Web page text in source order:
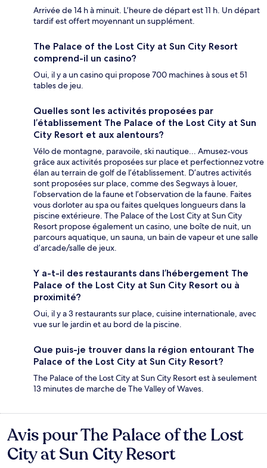
Arrivée de 14 h à minuit. L’heure de départ est 11 h. Un départ
tardif est offert moyennant un supplément.
The Palace of the Lost City at Sun City Resort
comprend-il un casino?
Oui, il y a un casino qui propose 700 machines à sous et 51
tables de jeu.
Quelles sont les activités proposées par
l’établissement The Palace of the Lost City at Sun
City Resort et aux alentours?
Vélo de montagne, paravoile, ski nautique... Amusez-vous
grâce aux activités proposées sur place et perfectionnez votre
élan au terrain de golf de l’établissement. D’autres activités
sont proposées sur place, comme des Segways à louer,
l’observation de la faune et l’observation de la faune. Faites
vous dorloter au spa ou faites quelques longueurs dans la
piscine extérieure. The Palace of the Lost City at Sun City
Resort propose également un casino, une boîte de nuit, un
parcours aquatique, un sauna, un bain de vapeur et une salle
d’arcade/salle de jeux.
Y a-t-il des restaurants dans l’hébergement The
Palace of the Lost City at Sun City Resort ou à
proximité?
Oui, il y a 3 restaurants sur place, cuisine internationale, avec
vue sur le jardin et au bord de la piscine.
Que puis-je trouver dans la région entourant The
Palace of the Lost City at Sun City Resort?
The Palace of the Lost City at Sun City Resort est à seulement
13 minutes de marche de The Valley of Waves.
Avis
Avis pour The Palace of the Lost
City at Sun City Resort